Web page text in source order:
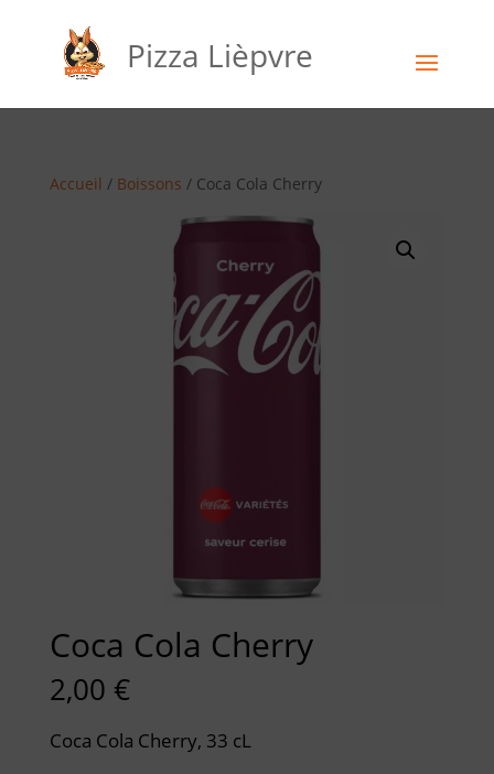
Pizza Lièpvre
Accueil / Boissons / Coca Cola Cherry
Coca Cola Cherry
2,00 €
Coca Cola Cherry, 33 cL